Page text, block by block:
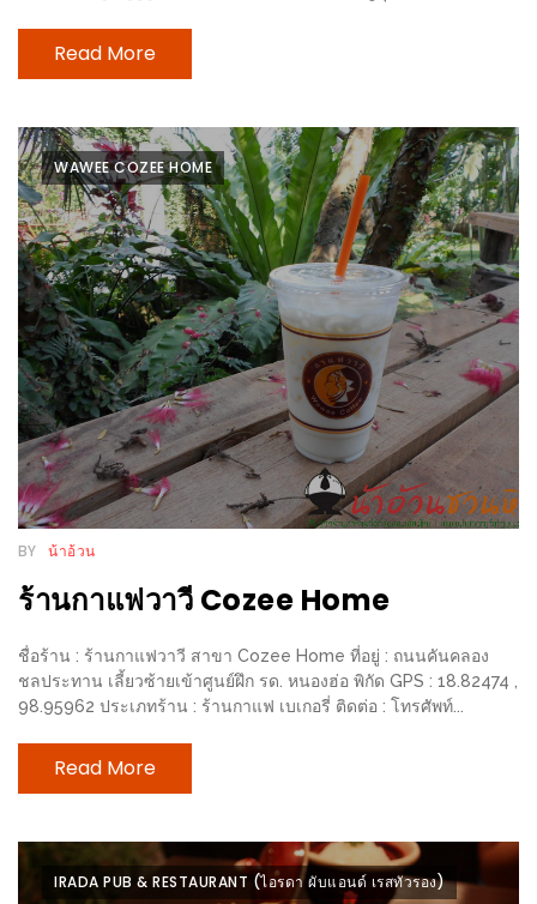
10
รีวิว
อาหาร
ที่
เข้า
ชม
มาก
ที่สุด
ประจำ
ปี
2557
กิจกรรม
ชิง
สมาชิก
น้า
อ้วน
ชวน
หิว
อะไร
เอ่ย
Read More
WAWEE COZEE HOME
BY น้าอ้วน
ร้านกาแฟวาวี Cozee Home
ชื่อร้าน : ร้านกาแฟวาวี สาขา Cozee Home ที่อยู่ : ถนนคันคลอง
ชลประทาน เลี้ยวซ้ายเข้าศูนย์ฝึก รด. หนองฮ่อ พิกัด GPS : 18.82474 ,
98.95962 ประเภทร้าน : ร้านกาแฟ เบเกอรี่ ติดต่อ : โทรศัพท์...
Read More
IRADA PUB & RESTAURANT (ไอรดา ผับแอนด์ เรสทัวรอง)